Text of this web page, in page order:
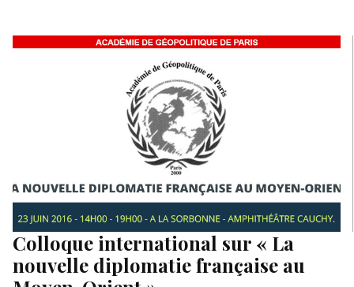
Colloque international sur « La
nouvelle diplomatie française au